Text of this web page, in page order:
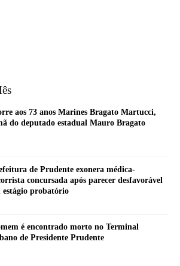
aos 73 anos Marines Bragato Martucci,
do deputado estadual Mauro Bragato
de Prudente exonera médica-
concursada após parecer desfavorável
estágio probatório
é encontrado morto no Terminal
de Presidente Prudente